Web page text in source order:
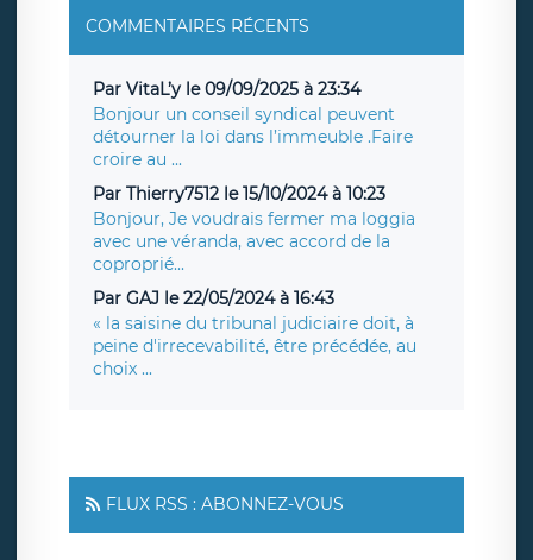
COMMENTAIRES RÉCENTS
Par VitaL’y le 09/09/2025 à 23:34
Bonjour un conseil syndical peuvent
détourner la loi dans l’immeuble .Faire
croire au ...
Par Thierry7512 le 15/10/2024 à 10:23
Bonjour, Je voudrais fermer ma loggia
avec une véranda, avec accord de la
coproprié...
Par GAJ le 22/05/2024 à 16:43
« la saisine du tribunal judiciaire doit, à
peine d'irrecevabilité, être précédée, au
choix ...
FLUX RSS : ABONNEZ-VOUS